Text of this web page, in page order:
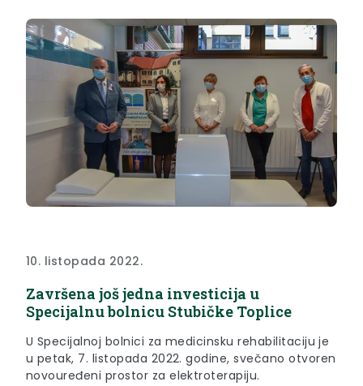
10. listopada 2022.
Završena još jedna investicija u
Specijalnu bolnicu Stubičke Toplice
U Specijalnoj bolnici za medicinsku rehabilitaciju je
u petak, 7. listopada 2022. godine, svečano otvoren
novouređeni prostor za elektroterapiju.